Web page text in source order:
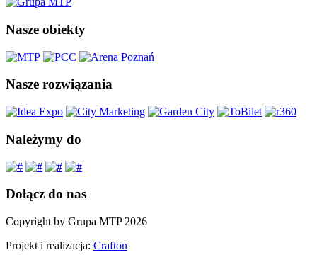
Nasze obiekty
Nasze rozwiązania
Należymy do
Dołącz do nas
Copyright by Grupa MTP 2026
Projekt i realizacja: Crafton